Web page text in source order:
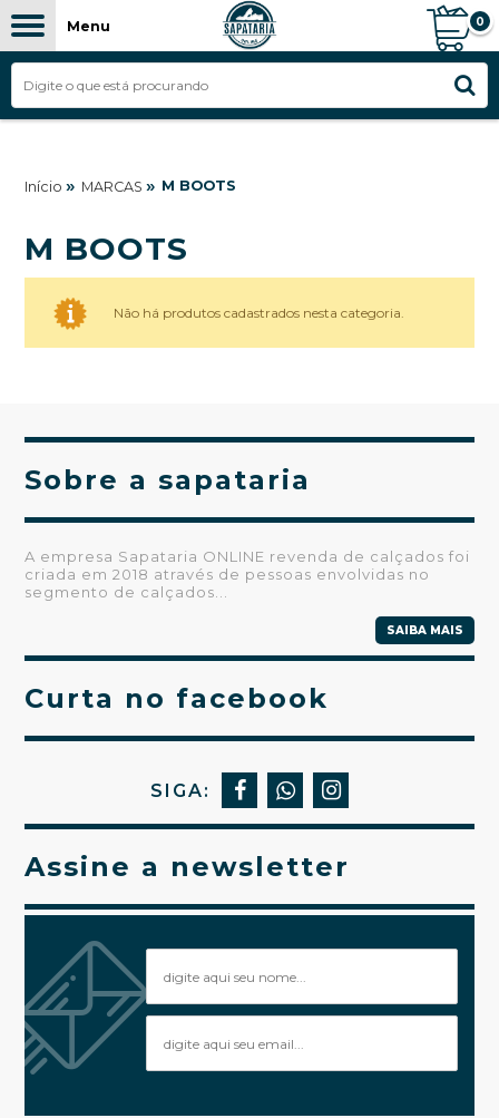
Menu 0
Início » MARCAS » M BOOTS
M BOOTS
Não há produtos cadastrados nesta categoria.
Sobre a sapataria
A empresa Sapataria ONLINE revenda de calçados foi
criada em 2018 através de pessoas envolvidas no
segmento de calçados...
SAIBA MAIS
Curta no facebook
SIGA:
Assine a newsletter